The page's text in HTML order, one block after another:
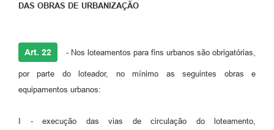
DAS OBRAS DE URBANIZAÇÃO
Art. 22 - Nos loteamentos para fins urbanos são obrigatórias,
por parte do loteador, no mínimo as seguintes obras e
equipamentos urbanos:
I - execução das vias de circulação do loteamento,